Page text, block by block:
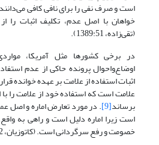
است و صرف نفی را برای نافی کافی
خواهان با اصل عدم، تکلیف اثبات را
(تقی‌زاده، 1389:51).
در برخی کشورها مثل آمریکا،
اوضاع‌واحوال پرونده حاکی از عدم
اثبات استفاده از علامت بر عهده خوانده
علامت است که استفاده خود از علامت را با
برساند[9] . در مورد تعارض اماره و اصل
است زیرا اماره دلیل است و راهی به
خصومت و رفع سرگردانی است. (کاتوزیان، 800:1382)